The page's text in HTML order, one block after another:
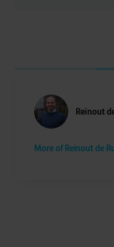
Reinout
More of Reinout de